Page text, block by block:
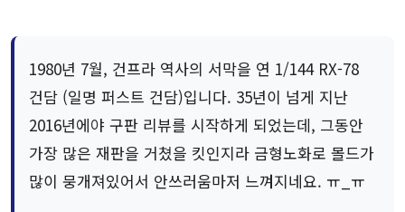
1980년 7월, 건프라 역사의 서막을 연 1/144 RX-78
건담 (일명 퍼스트 건담)입니다. 35년이 넘게 지난
2016년에야 구판 리뷰를 시작하게 되었는데, 그동안
가장 많은 재판을 거쳤을 킷인지라 금형노화로 몰드가
많이 뭉개져있어서 안쓰러움마저 느껴지네요. ㅠ_ㅠ